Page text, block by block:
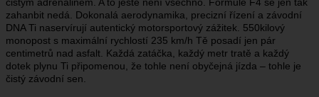
zahanbit nedá. Dokonalá aerodynamika, precizní řízení a závodní
DNA Ti naservírují autentický motorsportový zážitek. 550kilový
monopost s maximální rychlostí 235 km/h Tě posadí jen pár
centimetrů nad asfalt. Každá zatáčka, každý metr tratě a každý
dotek plynu Ti připomenou, že tohle není obyčejná jízda – tohle je
čistý závodní sen.